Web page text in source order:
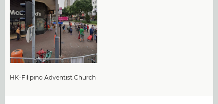
HK-Filipino Adventist Church